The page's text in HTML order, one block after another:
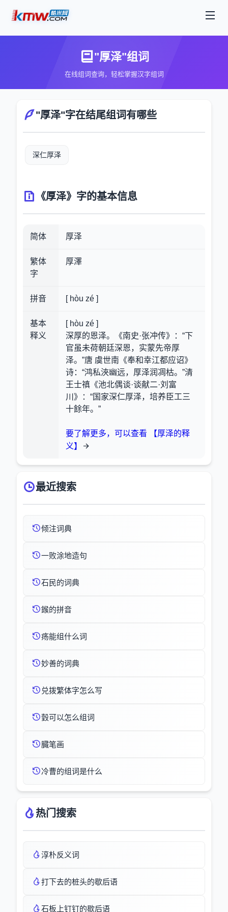
"厚泽"组词
在线组词查询，轻松掌握汉字组词
"厚泽"字在结尾组词有哪些
深仁厚泽
《厚泽》字的基本信息
简体 厚泽
繁体
字
厚澤
拼音 [ hòu zé ]
基本
释义
[ hòu zé ]
深厚的恩泽。《南史·张冲传》：“下
官虽未荷朝廷深恩，实蒙先帝厚
泽。”唐 虞世南《奉和幸江都应诏》
诗：“鸿私浹幽远，厚泽润凋枯。”清
王士禛《池北偶谈·谈献二·刘富
川》：“国家深仁厚泽，培养臣工三
十餘年。”
要了解更多，可以查看 【厚泽的释
义】
最近搜索
倾注词典
一败涂地造句
石民的词典
鍭的拼音
疡能组什么词
妙善的词典
兑拨繁体字怎么写
瑴可以怎么组词
臓笔画
冷曹的组词是什么
热门搜索
淳朴反义词
打下去的桩头的歇后语
石板上钉钉的歇后语